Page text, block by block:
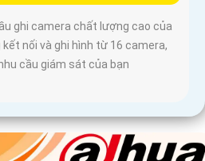
ghi camera chất lượng cao của
kết nối và ghi hình từ 16 camera,
cầu giám sát của bạn